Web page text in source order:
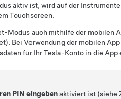
aktiv ist, wird aufder
Touchscreen.
Modus auch mithilfe der mobilen
Bei Verwendung der mobilen
für Ihr Tesla-Konto in die App
PIN eingebenaktiviert ist (siehe